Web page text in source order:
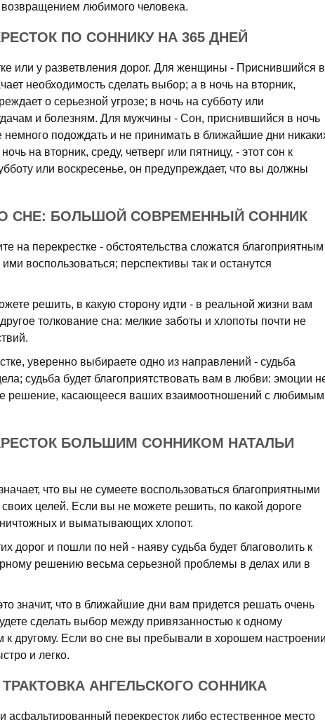
любимого человека.
ПО СОННИКУ НА 365 ДНЕЙ
или у разветвления дорог. Для женщины - Приснившийся в
необходимость сделать выбор; а в ночь на вторник,
о серьезной угрозе; в ночь на субботу или
и болезням. Для мужчины - Сон, приснившийся в ночь
немного подождать и не принимать в ближайшие дни
на вторник, среду, четверг или пятницу, - этот сон к
или воскресенье, он предупреждает, что вы должны
СНЕ: БОЛЬШОЙ СОВРЕМЕННЫЙ СОННИК
на перекрестке - обстоятельства сложатся благоприятным
воспользоваться; перспективы так и останутся
решить, в какую сторону идти - в реальной жизни вам
толкование сна: мелкие заботы и хлопоты почти не
уверенно выбираете одно из направлений - судьба
судьба будет благоприятствовать вам в любви: эмоции
решение, касающееся ваших взаимоотношений с любимым
БОЛЬШИМ СОННИКОМ НАТАЛЬИ
что вы не сумеете воспользоваться благоприятными
целей. Если вы не можете решить, по какой дороге
и выматывающих хлопот.
дорог и пошли по ней - наяву судьба будет благоволить к
решению весьма серьезной проблемы в делах или в
значит, что в ближайшие дни вам придется решать очень
сделать выбор между привязанностью к одному
к другому. Если во сне вы пребывали в хорошем
и легко.
АНГЕЛЬСКОГО СОННИКА
асфальтированный перекресток либо естественное место